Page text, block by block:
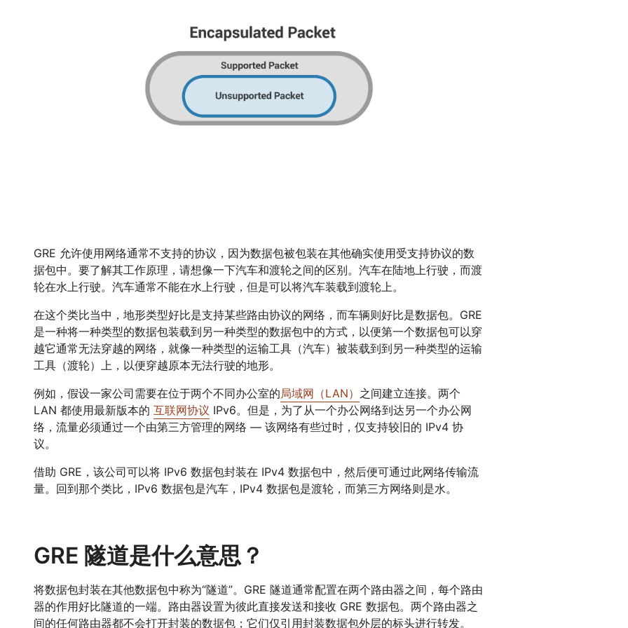
GRE 允许使用网络通常不支持的协议，因为数据包被包装在其他确实使用受支持协议的数
据包中。要了解其工作原理，请想像一下汽车和渡轮之间的区别。汽车在陆地上行驶，而渡
轮在水上行驶。汽车通常不能在水上行驶，但是可以将汽车装载到渡轮上。
在这个类比当中，地形类型好比是支持某些路由协议的网络，而车辆则好比是数据包。GRE
是一种将一种类型的数据包装载到另一种类型的数据包中的方式，以便第一个数据包可以穿
越它通常无法穿越的网络，就像一种类型的运输工具（汽车）被装载到到另一种类型的运输
工具（渡轮）上，以便穿越原本无法行驶的地形。
例如，假设一家公司需要在位于两个不同办公室的局域网（LAN） 之间建立连接。两个
LAN 都使用最新版本的 互联网协议 IPv6。但是，为了从一个办公网络到达另一个办公网
络，流量必须通过一个由第三方管理的网络 — 该网络有些过时，仅支持较旧的 IPv4 协
议。
借助 GRE，该公司可以将 IPv6 数据包封装在 IPv4 数据包中，然后便可通过此网络传输流
量。回到那个类比，IPv6 数据包是汽车，IPv4 数据包是渡轮，而第三方网络则是水。
GRE 隧道是什么意思？
将数据包封装在其他数据包中称为“隧道”。GRE 隧道通常配置在两个路由器之间，每个路由
器的作用好比隧道的一端。路由器设置为彼此直接发送和接收 GRE 数据包。两个路由器之
间的任何路由器都不会打开封装的数据包；它们仅引用封装数据包外层的标头进行转发。